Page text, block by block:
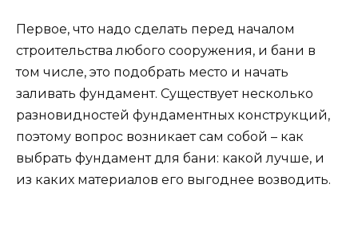
Первое, что надо сделать перед началом
строительства любого сооружения, и бани в
том числе, это подобрать место и начать
заливать фундамент. Существует несколько
разновидностей фундаментных конструкций,
поэтому вопрос возникает сам собой – как
выбрать фундамент для бани: какой лучше, и
из каких материалов его выгоднее возводить.